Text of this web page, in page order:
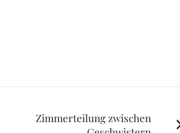
Zimmerteilung zwischen